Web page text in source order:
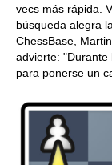
vecs más rápida.
búsqueda alegra
ChessBase,
advierte:
para ponerse un